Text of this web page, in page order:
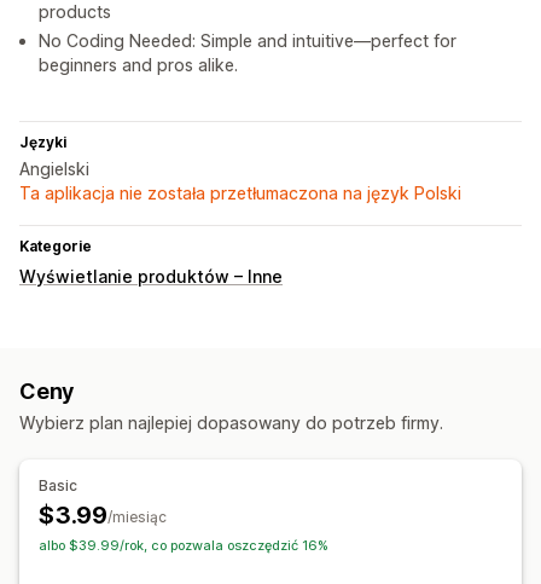
products
No Coding Needed: Simple and intuitive—perfect for
beginners and pros alike.
Języki
Angielski
Ta aplikacja nie została przetłumaczona na język Polski
Kategorie
Wyświetlanie produktów – Inne
Ceny
Wybierz plan najlepiej dopasowany do potrzeb firmy.
Basic
$3.99/miesiąc
albo $39.99/rok, co pozwala oszczędzić 16%